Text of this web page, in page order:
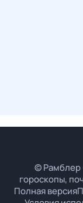
© Рамблер
гороскопы,
Полная версия